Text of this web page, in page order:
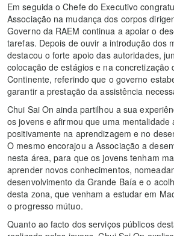
Em seguida o Chefe do Executivo
Associação na mudança dos corpos
Governo da RAEM continua a apoiar o
tarefas. Depois de ouvir a introdução dos
destacou o forte apoio das autoridades,
colocação de estágios e na concretização
Continente, referindo que o governo
garantir a prestação da assistência
Chui Sai On ainda partilhou a sua
os jovens e afirmou que uma mentalidade
positivamente na aprendizagem e no
O mesmo encorajou a Associação a
nesta área, para que os jovens tenham
aprender novos conhecimentos,
desenvolvimento da Grande Baía e o
desta zona, que venham a estudar em
o progresso mútuo.
Quanto ao facto dos serviços públicos